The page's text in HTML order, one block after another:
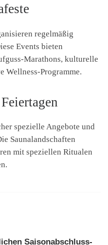
regelmäßig
Events bieten
Marathons, kulturelle
Wellness-Programme.
spezielle Angebote und
Saunalandschaften
mit speziellen Ritualen
Saisonabschluss-